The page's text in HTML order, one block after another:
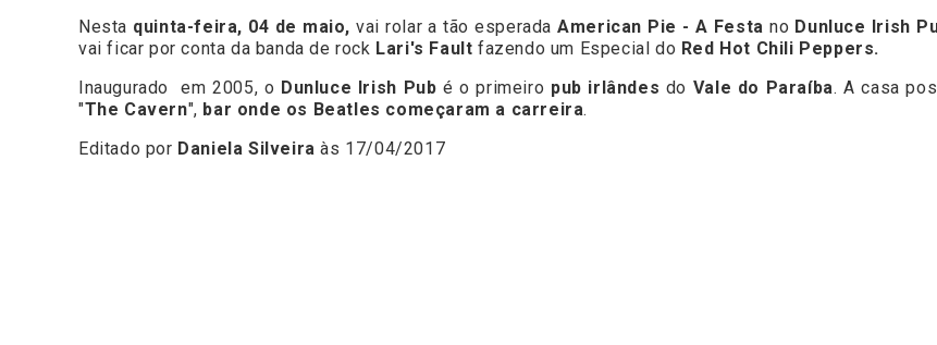
Nesta quinta-feira, 04 de maio,vai rolar a tão esperadaAmerican Pie - A Festa no Dunluce Irish
vai ficar por conta da banda de rock Lari's Fault fazendo um Especial do Red Hot Chili Peppers.
Inaugurado em 2005, o Dunluce Irish Pub é o primeiro pub irlândes do Vale do Paraíba. A casa
"The Cavern", bar onde os Beatles começaram a carreira.
Editado por Daniela Silveira às 17/04/2017